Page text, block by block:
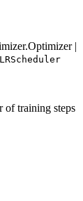
|
training steps